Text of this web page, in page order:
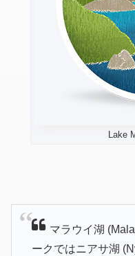
Lake
マラウイ湖
ークではニアサ湖